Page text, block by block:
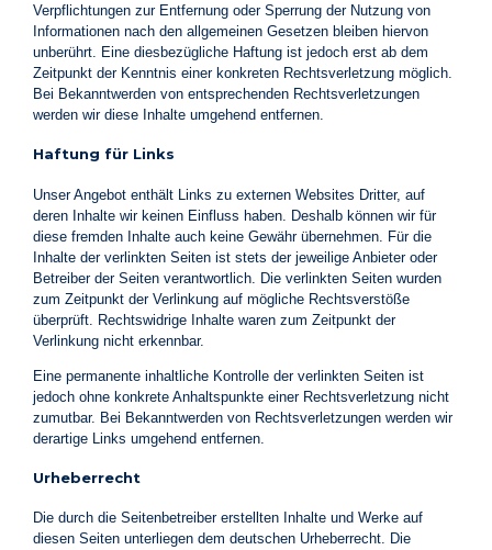
Verpflichtungen zur Entfernung oder Sperrung der Nutzung von
Informationen nach den allgemeinen Gesetzen bleiben hiervon
unberührt. Eine diesbezügliche Haftung ist jedoch erst ab dem
Zeitpunkt der Kenntnis einer konkreten Rechtsverletzung möglich.
Bei Bekanntwerden von entsprechenden Rechtsverletzungen
werden wir diese Inhalte umgehend entfernen.
Haftung für Links
Unser Angebot enthält Links zu externen Websites Dritter, auf
deren Inhalte wir keinen Einfluss haben. Deshalb können wir für
diese fremden Inhalte auch keine Gewähr übernehmen. Für die
Inhalte der verlinkten Seiten ist stets der jeweilige Anbieter oder
Betreiber der Seiten verantwortlich. Die verlinkten Seiten wurden
zum Zeitpunkt der Verlinkung auf mögliche Rechtsverstöße
überprüft. Rechtswidrige Inhalte waren zum Zeitpunkt der
Verlinkung nicht erkennbar.
Eine permanente inhaltliche Kontrolle der verlinkten Seiten ist
jedoch ohne konkrete Anhaltspunkte einer Rechtsverletzung nicht
zumutbar. Bei Bekanntwerden von Rechtsverletzungen werden wir
derartige Links umgehend entfernen.
Urheberrecht
Die durch die Seitenbetreiber erstellten Inhalte und Werke auf
diesen Seiten unterliegen dem deutschen Urheberrecht. Die